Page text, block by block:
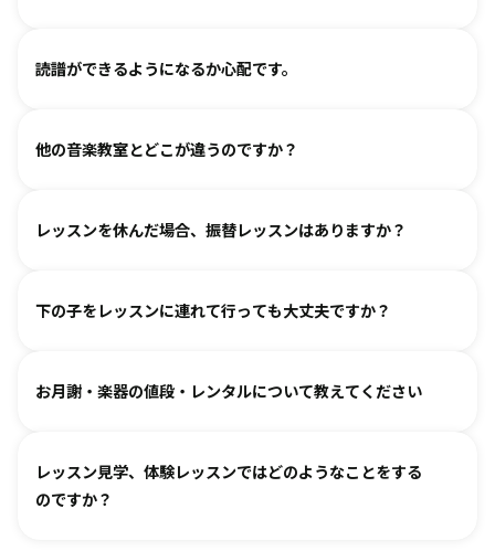
グループレッスンやイベントなど、楽しくご参加いただける
る、というお声も多くいただいております。
各指導者がお子様の個性に合わせて、安心して音楽を楽しん
ご覧いただき、徐々に慣れていただくのがおすすめです。お
読譜ができるようになるか心配です。
各指導者がお子様の様子を見ながら工夫をして指導していま
どを通して楽しみながら自然に読譜に慣れていきます。
他の音楽教室とどこが違うのですか？
言葉を身につけるのと同じように、まずはたくさん聴いて、
ァルトなどの名曲を弾けるようになります。指導者は 養成課
レッスンを休んだ場合、振替レッスンはありますか？
教室ごとに時間割を組んでおりますので、各教室までご相談
オンラインレッスン対応が可能な教室もございます。
下の子をレッスンに連れて行っても大丈夫ですか？
どうぞお連れください。まずはレッスン見学にお越しいただ
お月謝・楽器の値段・レンタルについて教えてください
お月謝は教室により異なります。 教室情報ページ をご参照く
ださい。
レッスン見学、体験レッスンではどのようなことをする
のですか？